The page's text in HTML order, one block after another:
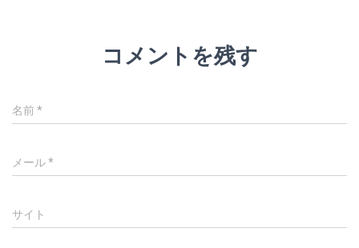
コメントを残す
名前*
メール*
サイト